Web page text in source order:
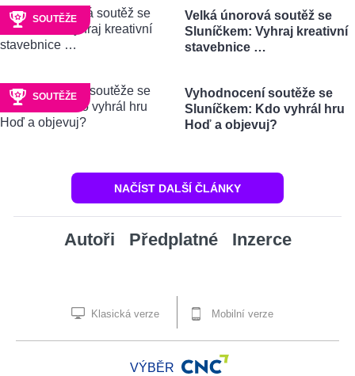
SOUTĚŽE
Velká únorová soutěž se
Sluníčkem: Vyhraj kreativní
stavebnice …
SOUTĚŽE
Vyhodnocení soutěže se
Sluníčkem: Kdo vyhrál hru
Hoď a objevuj?
NAČÍST DALŠÍ ČLÁNKY
Autoři Předplatné Inzerce
Klasická verze Mobilní verze
VÝBĚR